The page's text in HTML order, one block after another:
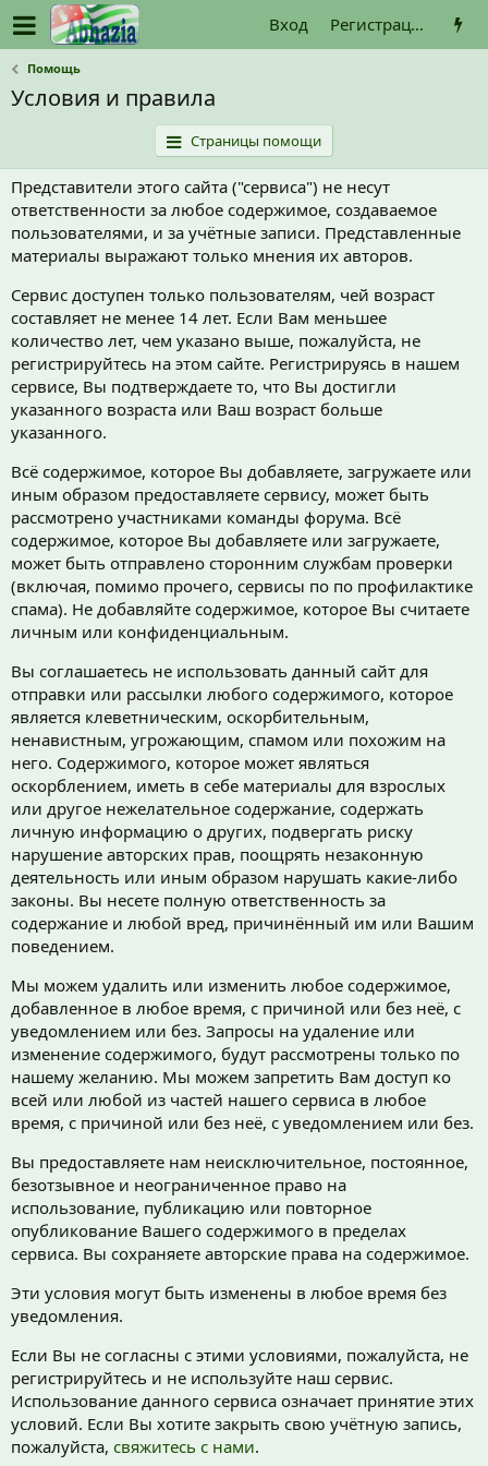
Вход Регистрация
Помощь
Условия и правила
Страницы помощи
Представители этого сайта ("сервиса") не несут
ответственности за любое содержимое, создаваемое
пользователями, и за учётные записи. Представленные
материалы выражают только мнения их авторов.
Сервис доступен только пользователям, чей возраст
составляет не менее 14 лет. Если Вам меньшее
количество лет, чем указано выше, пожалуйста, не
регистрируйтесь на этом сайте. Регистрируясь в нашем
сервисе, Вы подтверждаете то, что Вы достигли
указанного возраста или Ваш возраст больше
указанного.
Всё содержимое, которое Вы добавляете, загружаете или
иным образом предоставляете сервису, может быть
рассмотрено участниками команды форума. Всё
содержимое, которое Вы добавляете или загружаете,
может быть отправлено сторонним службам проверки
(включая, помимо прочего, сервисы по по профилактике
спама). Не добавляйте содержимое, которое Вы считаете
личным или конфиденциальным.
Вы соглашаетесь не использовать данный сайт для
отправки или рассылки любого содержимого, которое
является клеветническим, оскорбительным,
ненавистным, угрожающим, спамом или похожим на
него. Содержимого, которое может являться
оскорблением, иметь в себе материалы для взрослых
или другое нежелательное содержание, содержать
личную информацию о других, подвергать риску
нарушение авторских прав, поощрять незаконную
деятельность или иным образом нарушать какие-либо
законы. Вы несете полную ответственность за
содержание и любой вред, причинённый им или Вашим
поведением.
Мы можем удалить или изменить любое содержимое,
добавленное в любое время, с причиной или без неё, с
уведомлением или без. Запросы на удаление или
изменение содержимого, будут рассмотрены только по
нашему желанию. Мы можем запретить Вам доступ ко
всей или любой из частей нашего сервиса в любое
время, с причиной или без неё, с уведомлением или без.
Вы предоставляете нам неисключительное, постоянное,
безотзывное и неограниченное право на
использование, публикацию или повторное
опубликование Вашего содержимого в пределах
сервиса. Вы сохраняете авторские права на содержимое.
Эти условия могут быть изменены в любое время без
уведомления.
Если Вы не согласны с этими условиями, пожалуйста, не
регистрируйтесь и не используйте наш сервис.
Использование данного сервиса означает принятие этих
условий. Если Вы хотите закрыть свою учётную запись,
пожалуйста, свяжитесь с нами.